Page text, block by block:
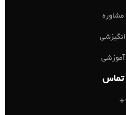
مشاوره
انگیزشی
آموزشی
تماس